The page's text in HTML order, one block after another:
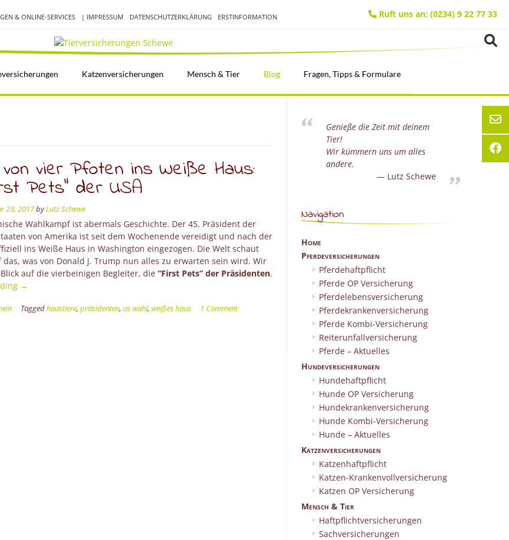
& ONLINE-SERVICES | IMPRESSUM DATENSCHUTZERKLÄRUNG ERSTINFORMATION Ruft uns an: (0234) 9 22 77 33
Katzenversicherungen Mensch & Tier Blog Fragen, Tipps & Formulare
von vier Pfoten ins Weiße Haus:
Pets” der USA
23, 2017byLutz Schewe
Wahlkampf ist abermals Geschichte. Der 45. Präsident der
von Amerika ist seit dem Wochenende vereidigt und nach der
ins Weiße Haus in Washington eingezogen. Die Welt schaut
was von Donald J. Trump nun alles zu erwarten sein wird. Wir
auf die vierbeinigen Begleiter, die“First Pets” der Präsidenten.
“Einzug
vier
→
Taggedhaustiere,präsidenten,us wahl,weißes haus 1 Comment
Genieße die Zeit mit deinem
Tier!
Wir kümmern uns um alles
andere.
Lutz Schewe
Navigation
Home
Pferdeversicherungen
Pferdehaftpflicht
Pferde OP Versicherung
Pferdelebensversicherung
Pferdekrankenversicherung
Pferde Kombi-Versicherung
Reiterunfallversicherung
Pferde – Aktuelles
Hundeversicherungen
Hundehaftpflicht
Hunde OP Versicherung
Hundekrankenversicherung
Hunde Kombi-Versicherung
Hunde – Aktuelles
Katzenversicherungen
Katzenhaftpflicht
Katzen-Krankenvollversicherung
Katzen OP Versicherung
Mensch & Tier
Haftpflichtversicherungen
Sachversicherungen